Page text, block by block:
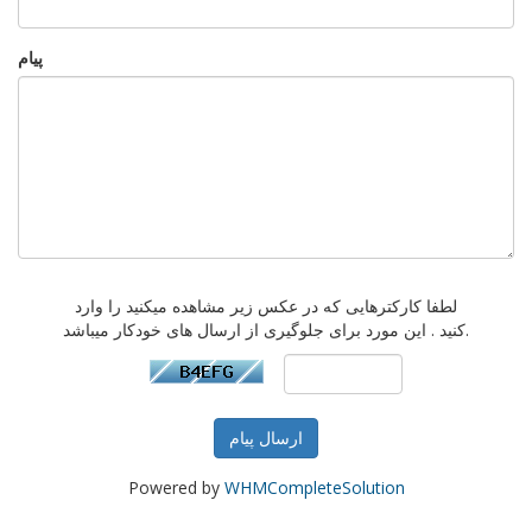
پیام
لطفا کارکترهایی که در عکس زیر مشاهده میکنید را وارد
کنید . این مورد برای جلوگیری از ارسال های خودکار میباشد.
ارسال پیام
Powered by WHMCompleteSolution